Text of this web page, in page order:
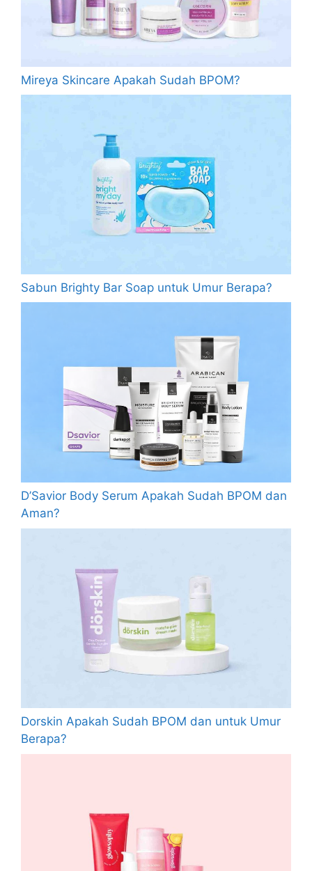
Mireya Skincare Apakah Sudah BPOM?
Sabun Brighty Bar Soap untuk Umur Berapa?
D’Savior Body Serum Apakah Sudah BPOM dan
Aman?
Dorskin Apakah Sudah BPOM dan untuk Umur
Berapa?